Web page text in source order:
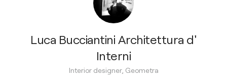
Luca Bucciantini Architettura d'
Interni
Interior designer, Geometra